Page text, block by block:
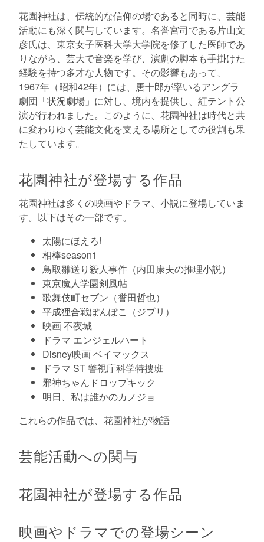
花園神社は、伝統的な信仰の場であると同時に、芸能
活動にも深く関与しています。名誉宮司である片山文
彦氏は、東京女子医科大学大学院を修了した医師であ
りながら、芸大で音楽を学び、演劇の脚本も手掛けた
経験を持つ多才な人物です。その影響もあって、
1967年（昭和42年）には、唐十郎が率いるアングラ
劇団「状況劇場」に対し、境内を提供し、紅テント公
演が行われました。このように、花園神社は時代と共
に変わりゆく芸能文化を支える場所としての役割も果
たしています。
花園神社が登場する作品
花園神社は多くの映画やドラマ、小説に登場していま
す。以下はその一部です。
太陽にほえろ!
相棒season1
鳥取雛送り殺人事件（内田康夫の推理小説）
東京魔人学園剣風帖
歌舞伎町セブン（誉田哲也）
平成狸合戦ぽんぽこ（ジブリ）
映画 不夜城
ドラマ エンジェルハート
Disney映画 ベイマックス
ドラマ ST 警視庁科学特捜班
邪神ちゃんドロップキック
明日、私は誰かのカノジョ
これらの作品では、花園神社が物語
芸能活動への関与
花園神社が登場する作品
映画やドラマでの登場シーン